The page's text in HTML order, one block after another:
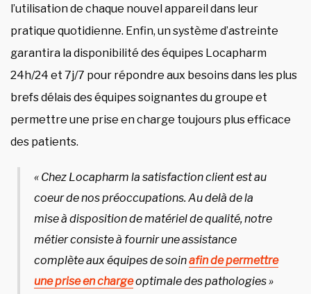
l’utilisation de chaque nouvel appareil dans leur
pratique quotidienne. Enfin, un système d’astreinte
garantira la disponibilité des équipes Locapharm
24h/24 et 7j/7 pour répondre aux besoins dans les plus
brefs délais des équipes soignantes du groupe et
permettre une prise en charge toujours plus efficace
des patients.
« Chez Locapharm la satisfaction client est au
coeur de nos préoccupations. Au delà de la
mise à disposition de matériel de qualité, notre
métier consiste à fournir une assistance
complète aux équipes de soinafin de permettre
une prise en chargeoptimale des pathologies »